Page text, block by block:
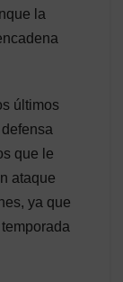
la
últimos
que le
ataque
ya que